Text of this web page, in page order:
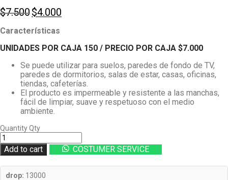
$7.500Original
was:
$7.500.
$4.000
$4.000.
Características
UNIDADES POR CAJA 150 / PRECIO POR CAJA $7.000
Se puede utilizar para suelos, paredes de fondo de TV,
paredes de dormitorios, salas de estar, casas, oficinas,
tiendas, cafeterías.
El producto es impermeable y resistente a las manchas,
fácil de limpiar, suave y respetuoso con el medio
ambiente.
QuantityQty
Add to cart COSTUMER SERVICE
drop: 13000